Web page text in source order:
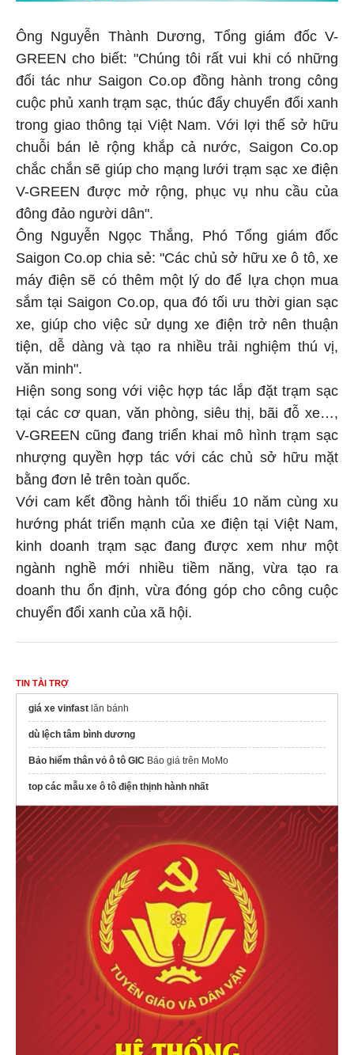
Ông Nguyễn Thành Dương, Tổng giám đốc V-
GREEN cho biết: "Chúng tôi rất vui khi có những
đối tác như Saigon Co.op đồng hành trong công
cuộc phủ xanh trạm sạc, thúc đẩy chuyển đổi xanh
trong giao thông tại Việt Nam. Với lợi thế sở hữu
chuỗi bán lẻ rộng khắp cả nước, Saigon Co.op
chắc chắn sẽ giúp cho mạng lưới trạm sạc xe điện
V-GREEN được mở rộng, phục vụ nhu cầu của
đông đảo người dân".
Ông Nguyễn Ngọc Thắng, Phó Tổng giám đốc
Saigon Co.op chia sẻ: "Các chủ sở hữu xe ô tô, xe
máy điện sẽ có thêm một lý do để lựa chọn mua
sắm tại Saigon Co.op, qua đó tối ưu thời gian sạc
xe, giúp cho việc sử dụng xe điện trở nên thuận
tiện, dễ dàng và tạo ra nhiều trải nghiệm thú vị,
văn minh".
Hiện song song với việc hợp tác lắp đặt trạm sạc
tại các cơ quan, văn phòng, siêu thị, bãi đỗ xe…,
V-GREEN cũng đang triển khai mô hình trạm sạc
nhượng quyền hợp tác với các chủ sở hữu mặt
bằng đơn lẻ trên toàn quốc.
Với cam kết đồng hành tối thiểu 10 năm cùng xu
hướng phát triển mạnh của xe điện tại Việt Nam,
kinh doanh trạm sạc đang được xem như một
ngành nghề mới nhiều tiềm năng, vừa tạo ra
doanh thu ổn định, vừa đóng góp cho công cuộc
chuyển đổi xanh của xã hội.
TIN TÀI TRỢ
giá xe vinfast lăn bánh
dù lệch tâm bình dương
Bảo hiểm thân vỏ ô tô GIC Báo giá trên MoMo
top các mẫu xe ô tô điện​ thịnh hành nhất